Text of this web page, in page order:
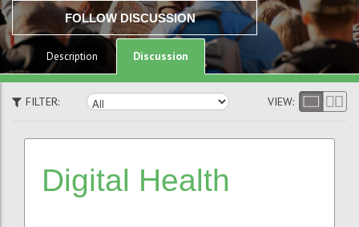
FOLLOW DISCUSSION
Description Discussion
FILTER: VIEW:
Digital Health